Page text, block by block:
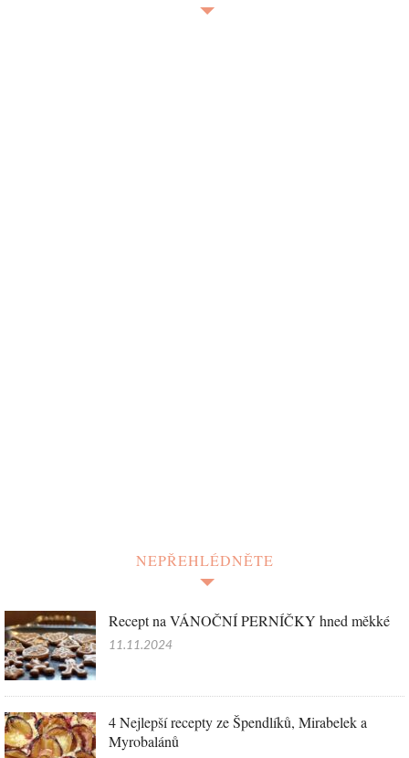
NEPŘEHLÉDNĚTE
Recept na VÁNOČNÍ PERNÍČKY hned měkké
11.11.2024
4 Nejlepší recepty ze Špendlíků, Mirabelek a
Myrobalánů